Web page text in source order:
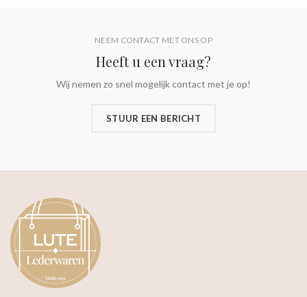
NEEM CONTACT MET ONS OP
Heeft u een vraag?
Wij nemen zo snel mogelijk contact met je op!
STUUR EEN BERICHT